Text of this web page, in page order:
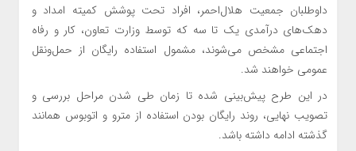
داوطلبان جمعیت هلال‌احمر، افراد تحت پوشش کمیته امداد و
دهک‌های درآمدی یک تا سه که توسط وزارت تعاون، کار و رفاه
اجتماعی مشخص می‌شوند، مشمول استفاده رایگان از حمل‌ونقل
عمومی خواهند شد.
در این طرح پیش‌بینی شده تا زمان طی شدن مراحل بررسی و
تصویب نهایی، روند رایگان بودن استفاده از مترو و اتوبوس همانند
گذشته ادامه داشته باشد.